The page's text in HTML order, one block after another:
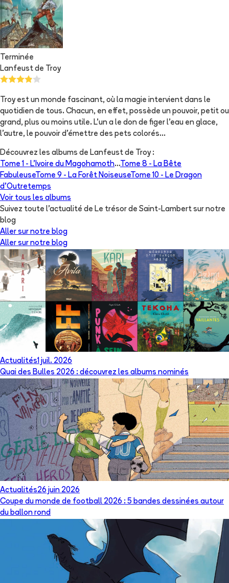
Terminée
Lanfeust de Troy
Troy est un monde fascinant, où la magie intervient dans le
quotidien de tous. Chacun, en effet, possède un pouvoir, petit ou
grand, plus ou moins utile. L'un a le don de figer l'eau en glace,
l'autre, le pouvoir d'émettre des pets colorés...
Découvrez les albums de Lanfeust de Troy :
Tome 1 - L'Ivoire du Magohamoth...Tome 8 - La Bête
FabuleuseTome 9 - La Forêt NoiseuseTome 10 - Le Dragon
d’Outretemps
Voir tous les albums
Suivez toute l'actualité de Le trésor de Saint-Lambert sur notre
blog
Aller sur notre blog
Aller sur notre blog
Actualités1 juil. 2026
Quai des Bulles 2026 : découvrez les albums nominés
Actualités26 juin 2026
Coupe du monde de football 2026 : 5 bandes dessinées autour
du ballon rond